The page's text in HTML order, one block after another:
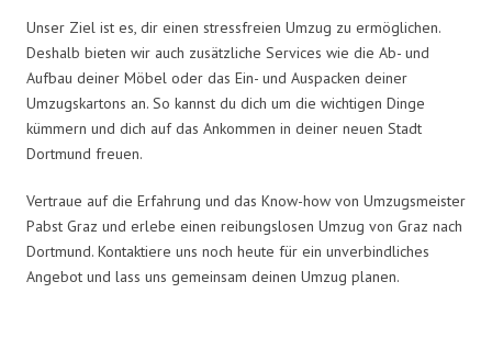
Unser Ziel ist es, dir einen stressfreien Umzug zu ermöglichen.
Deshalb bieten wir auch zusätzliche Services wie die Ab- und
Aufbau deiner Möbel oder das Ein- und Auspacken deiner
Umzugskartons an. So kannst du dich um die wichtigen Dinge
kümmern und dich auf das Ankommen in deiner neuen Stadt
Dortmund freuen.
Vertraue auf die Erfahrung und das Know-how von Umzugsmeister
Pabst Graz und erlebe einen reibungslosen Umzug von Graz nach
Dortmund. Kontaktiere uns noch heute für ein unverbindliches
Angebot und lass uns gemeinsam deinen Umzug planen.